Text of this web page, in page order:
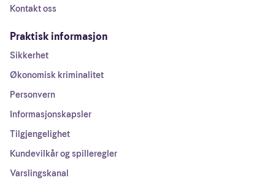
Kontakt oss
Praktisk informasjon
Sikkerhet
Økonomisk kriminalitet
Personvern
Informasjonskapsler
Tilgjengelighet
Kundevilkår og spilleregler
Varslingskanal